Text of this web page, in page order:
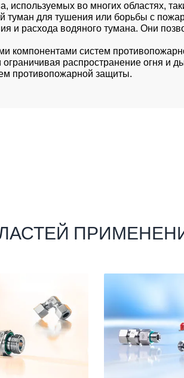
используемых во многих областях,
для тушения или борьбы с
и расхода водяного тумана. Они
компонентами систем
распространение огня и
противопожарной защиты.